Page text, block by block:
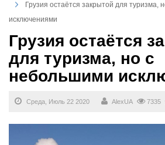
Грузия остаётся закрытой для туризма,
исключениями
Грузия остаётся
для туризма, но с
небольшими
Среда, Июль 22 2020 AlexUA 7335